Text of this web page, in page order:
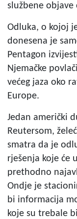
službene objave
Odluka, o kojoj
donesena je
Pentagon
Njemačke
većeg jaza oko
Europe.
Jedan američki
Reutersom,
smatra da je
rješenja koje će
prethodno
Ondje je
bi informacija
koje su trebale